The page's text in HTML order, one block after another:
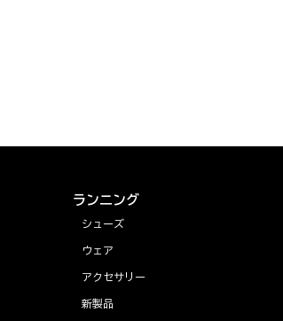
ランニング
シューズ
ウェア
アクセサリー
新製品